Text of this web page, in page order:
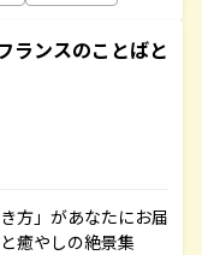
ランスのことばと
方」があなたにお届
癒やしの絶景集